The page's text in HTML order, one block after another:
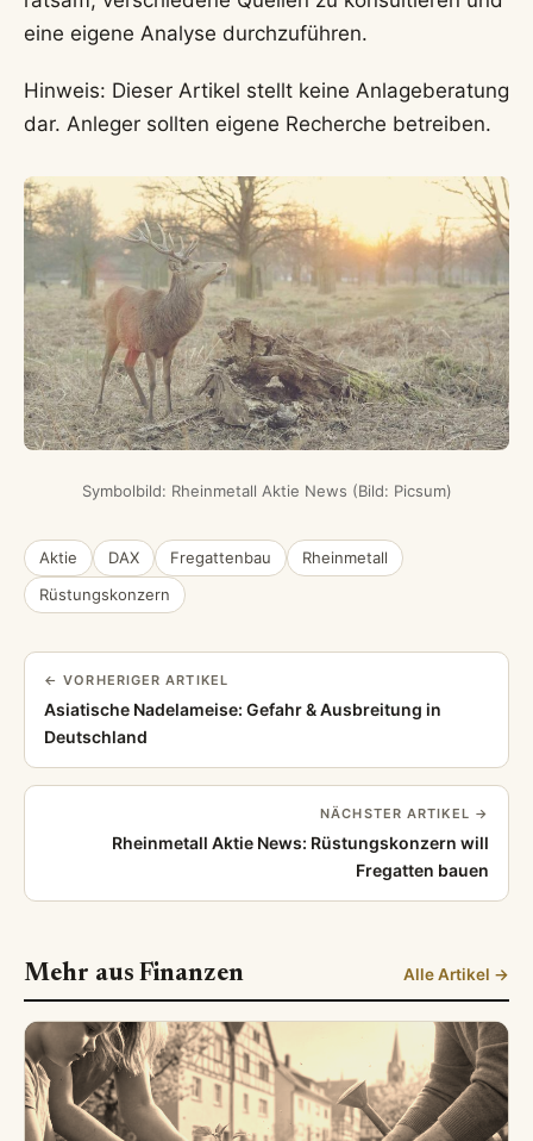
eine eigene Analyse durchzuführen.
Hinweis: Dieser Artikel stellt keine Anlageberatung
dar. Anleger sollten eigene Recherche betreiben.
Symbolbild: Rheinmetall Aktie News (Bild: Picsum)
Aktie DAX Fregattenbau
Rheinmetall
Rüstungskonzern
← VORHERIGER ARTIKEL
Asiatische Nadelameise: Gefahr & Ausbreitung in
Deutschland
NÄCHSTER ARTIKEL →
Rheinmetall Aktie News: Rüstungskonzern will
Fregatten bauen
Mehr aus Finanzen Alle Artikel →